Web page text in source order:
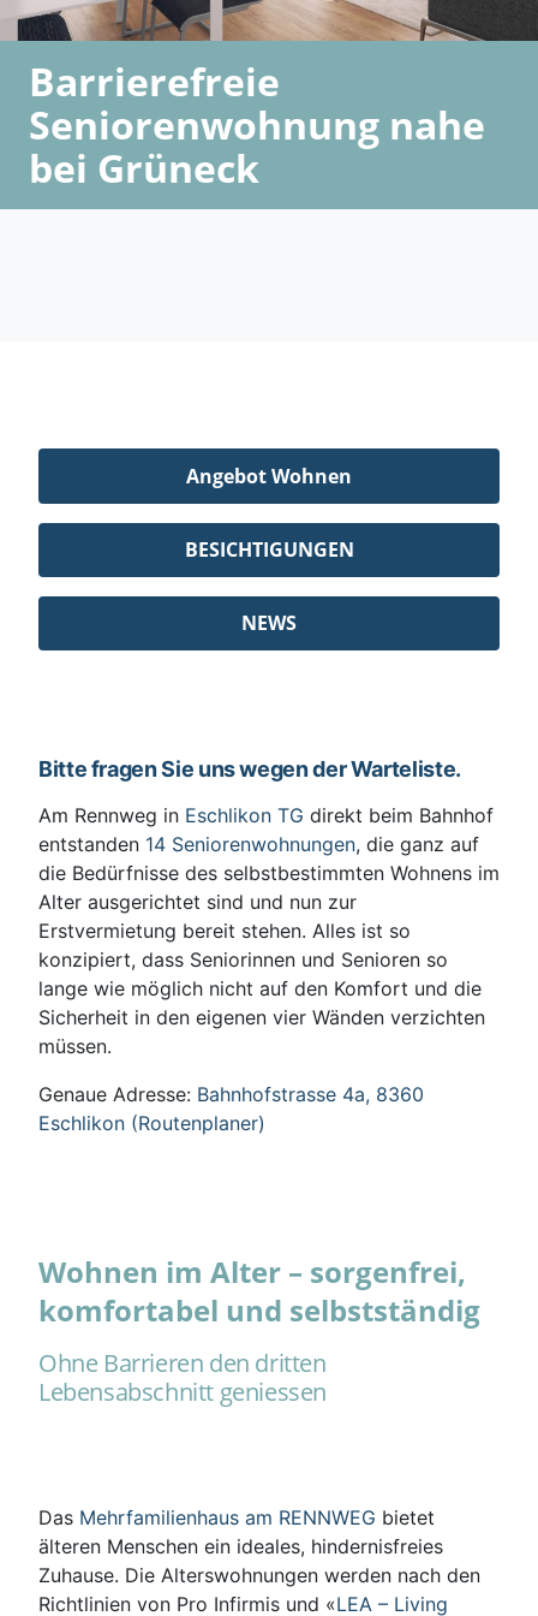
Barrierefreie
Seniorenwohnung nahe
bei Grüneck
Angebot Wohnen
BESICHTIGUNGEN
NEWS
Bitte fragen Sie uns wegen der Warteliste.
Am Rennweg in Eschlikon TG direkt beim Bahnhof
entstanden 14 Seniorenwohnungen, die ganz auf
die Bedürfnisse des selbstbestimmten Wohnens im
Alter ausgerichtet sind und nun zur
Erstvermietung bereit stehen. Alles ist so
konzipiert, dass Seniorinnen und Senioren so
lange wie möglich nicht auf den Komfort und die
Sicherheit in den eigenen vier Wänden verzichten
müssen.
Genaue Adresse: Bahnhofstrasse 4a, 8360
Eschlikon (Routenplaner)
Wohnen im Alter – sorgenfrei,
komfortabel und selbstständig
Ohne Barrieren den dritten
Lebensabschnitt geniessen
Das Mehrfamilienhaus am RENNWEG bietet
älteren Menschen ein ideales, hindernisfreies
Zuhause. Die Alterswohnungen werden nach den
Richtlinien von Pro Infirmis und «LEA – Living